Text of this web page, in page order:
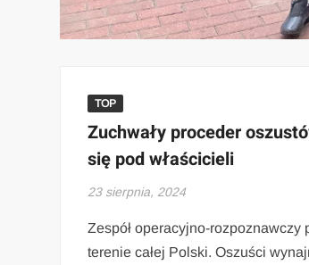
TOP
Zuchwały proceder
się pod właścicieli
23 sierpnia, 2024
Zespół operacyjno-rozpoznawczy
terenie całej Polski. Oszuści